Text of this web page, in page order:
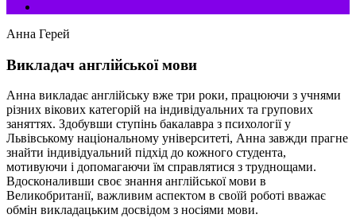
Анна Герей
Викладач англійської мови
Анна викладає англійську вже три роки, працюючи з учнями
різних вікових категорій на індивідуальних та групових
заняттях. Здобувши ступінь бакалавра з психології у
Львівському національному університеті, Анна завжди прагне
знайти індивідуальний підхід до кожного студента,
мотивуючи і допомагаючи їм справлятися з труднощами.
Вдосконаливши своє знання англійської мови в
Великобританії, важливим аспектом в своїй роботі вважає
обмін викладацьким досвідом з носіями мови.